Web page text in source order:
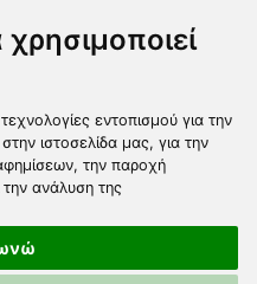
εντοπισμού για την
ιστοσελίδα μας, για την
την παροχή
ανάλυση της